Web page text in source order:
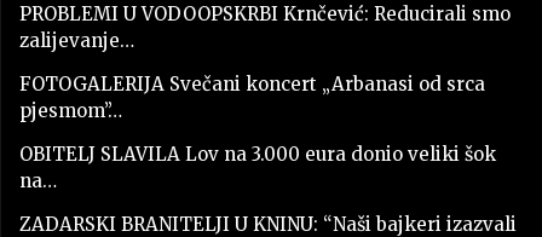
PROBLEMI U VODOOPSKRBI Krnčević: Reducirali smo
zalijevanje…
FOTOGALERIJA Svečani koncert „Arbanasi od srca
pjesmom”…
OBITELJ SLAVILA Lov na 3.000 eura donio veliki šok
na…
ZADARSKI BRANITELJI U KNINU: “Naši bajkeri izazvali